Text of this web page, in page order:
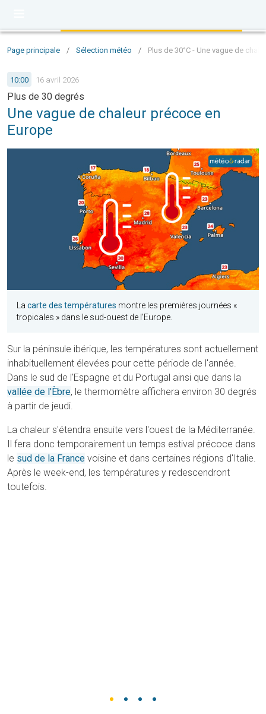
Page principale / Sélection météo / Plus de 30°C - Une vague de
10:00 16 avril 2026
Plus de 30 degrés
Une vague de chaleur précoce en
Europe
La carte des températures montre les premières journées «
tropicales » dans le sud-ouest de l'Europe.
Sur la péninsule ibérique, les températures sont actuellement
inhabituellement élevées pour cette période de l'année.
Dans le sud de l'Espagne et du Portugal ainsi que dans la
vallée de l'Èbre, le thermomètre affichera environ 30 degrés
à partir de jeudi.
La chaleur s'étendra ensuite vers l'ouest de la Méditerranée.
Il fera donc temporairement un temps estival précoce dans
le sud de la France voisine et dans certaines régions d'Italie.
Après le week-end, les températures y redescendront
toutefois.